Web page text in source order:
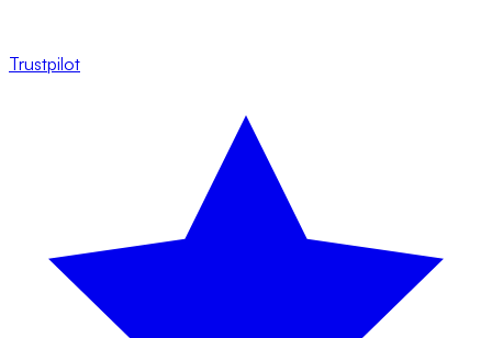
Trustpilot